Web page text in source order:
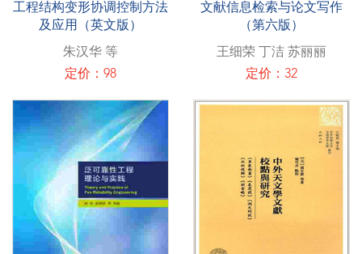
工程结构变形协调控制方法
及应用（英文版）
朱汉华 等
定价：98
文献信息检索与论文写作
（第六版）
王细荣 丁洁 苏丽丽
定价：32